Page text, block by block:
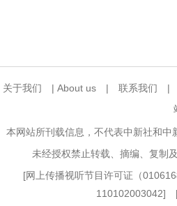
关于我们 | About us | 联系我们 |
本网站所刊载信息，不代表中新社和
未经授权禁止转载、摘编、复制
[网上传播视听节目许可证（
110102003042]